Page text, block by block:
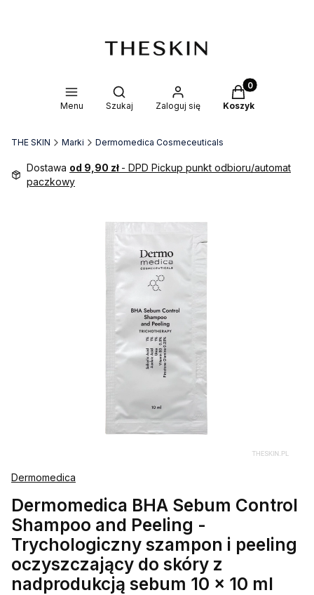
Menu
Otwórz wyszukiwarkę
Szukaj Zaloguj się
Produkty w
Koszyk
THE SKIN Marki Dermomedica Cosmeceuticals
Dostawa od 9,90 zł - DPD Pickup punkt odbioru/automat
paczkowy
Dermomedica
Dermomedica BHA Sebum Control
Shampoo and Peeling -
Trychologiczny szampon i peeling
oczyszczający do skóry z
nadprodukcją sebum 10 x 10 ml